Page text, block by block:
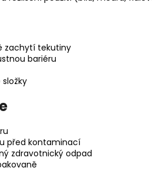
zachytí tekutiny
bariéru
před kontaminací
zdravotnický odpad